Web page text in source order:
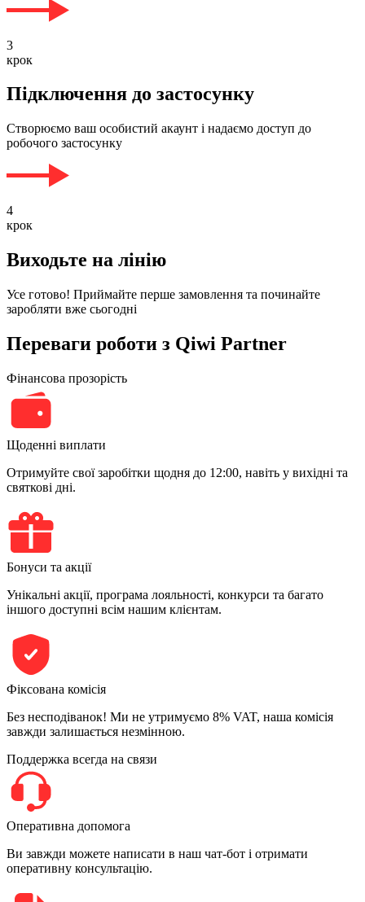
3
крок
Підключення до застосунку
Створюємо ваш особистий акаунт і надаємо доступ до
робочого застосунку
4
крок
Виходьте на лінію
Усе готово! Приймайте перше замовлення та починайте
заробляти вже сьогодні
Переваги роботи з Qiwi Partner
Фінансова прозорість
Щоденні виплати
Отримуйте свої заробітки щодня до 12:00, навіть у вихідні та
святкові дні.
Бонуси та акції
Унікальні акції, програма лояльності, конкурси та багато
іншого доступні всім нашим клієнтам.
Фіксована комісія
Без несподіванок! Ми не утримуємо 8% VAT, наша комісія
завжди залишається незмінною.
Поддержка всегда на связи
Оперативна допомога
Ви завжди можете написати в наш чат-бот і отримати
оперативну консультацію.